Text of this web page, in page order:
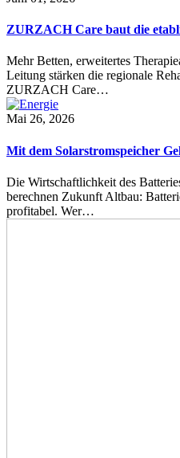
ZURZACH Care baut die
Mehr Betten, erweitertes
Leitung stärken die regionale
ZURZACH Care…
Mai 26, 2026
Mit dem Solarstromspeicher
Die Wirtschaftlichkeit des
berechnen Zukunft Altbau:
profitabel. Wer…